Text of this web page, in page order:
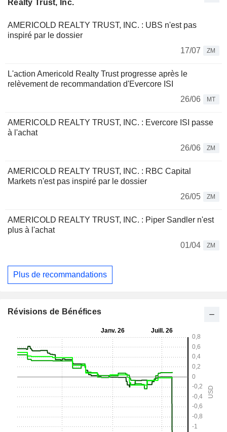
Realty Trust, Inc.
AMERICOLD REALTY TRUST, INC. : UBS n'est pas
inspiré par le dossier
17/07
ZM
L'action Americold Realty Trust progresse après le
relèvement de recommandation d'Evercore ISI
26/06
MT
AMERICOLD REALTY TRUST, INC. : Evercore ISI passe
à l'achat
26/06
ZM
AMERICOLD REALTY TRUST, INC. : RBC Capital
Markets n'est pas inspiré par le dossier
26/05
ZM
AMERICOLD REALTY TRUST, INC. : Piper Sandler n'est
plus à l'achat
01/04
ZM
Plus de recommandations
Révisions de Bénéfices